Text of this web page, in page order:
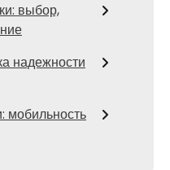
выбор,
надежности
мобильность